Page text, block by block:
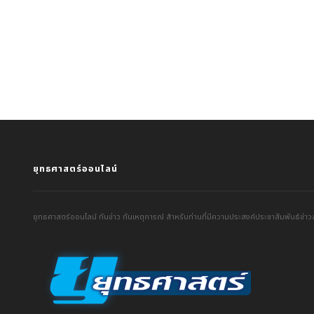
ยุทธศาสตร์ออนไลน์
ยุทธศาสตร์ออนไลน์ ทันข่าว ทันเหตุการณ์ สำหรับท่านที่มีความประสงค์ประชาสัมพันธ์ข่าว